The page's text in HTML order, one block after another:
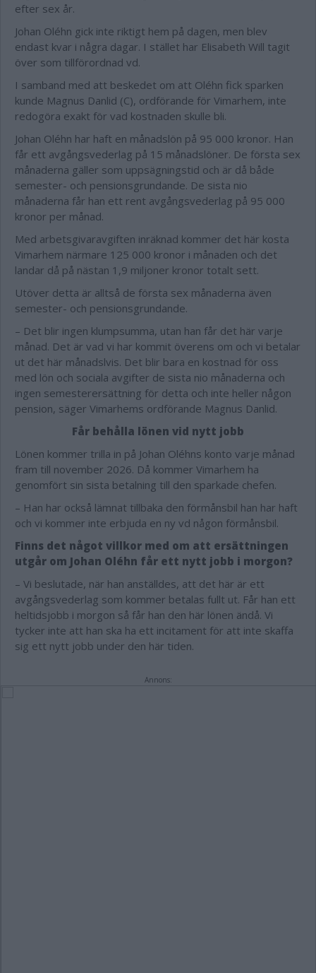
efter sex år.
Johan Oléhn gick inte riktigt hem på dagen, men blev
endast kvar i några dagar. I stället har Elisabeth Will tagit
över som tillförordnad vd.
I samband med att beskedet om att Oléhn fick sparken
kunde Magnus Danlid (C), ordförande för Vimarhem, inte
redogöra exakt för vad kostnaden skulle bli.
Johan Oléhn har haft en månadslön på 95 000 kronor. Han
får ett avgångsvederlag på 15 månadslöner. De första sex
månaderna gäller som uppsägningstid och är då både
semester- och pensionsgrundande. De sista nio
månaderna får han ett rent avgångsvederlag på 95 000
kronor per månad.
Med arbetsgivaravgiften inräknad kommer det här kosta
Vimarhem närmare 125 000 kronor i månaden och det
landar då på nästan 1,9 miljoner kronor totalt sett.
Utöver detta är alltså de första sex månaderna även
semester- och pensionsgrundande.
– Det blir ingen klumpsumma, utan han får det här varje
månad. Det är vad vi har kommit överens om och vi betalar
ut det här månadslvis. Det blir bara en kostnad för oss
med lön och sociala avgifter de sista nio månaderna och
ingen semesterersättning för detta och inte heller någon
pension, säger Vimarhems ordförande Magnus Danlid.
Får behålla lönen vid nytt jobb
Lönen kommer trilla in på Johan Oléhns konto varje månad
fram till november 2026. Då kommer Vimarhem ha
genomfört sin sista betalning till den sparkade chefen.
– Han har också lämnat tillbaka den förmånsbil han har haft
och vi kommer inte erbjuda en ny vd någon förmånsbil.
Finns det något villkor med om att ersättningen
utgår om Johan Oléhn får ett nytt jobb i morgon?
– Vi beslutade, när han anställdes, att det här är ett
avgångsvederlag som kommer betalas fullt ut. Får han ett
heltidsjobb i morgon så får han den här lönen ändå. Vi
tycker inte att han ska ha ett incitament för att inte skaffa
sig ett nytt jobb under den här tiden.
Annons: